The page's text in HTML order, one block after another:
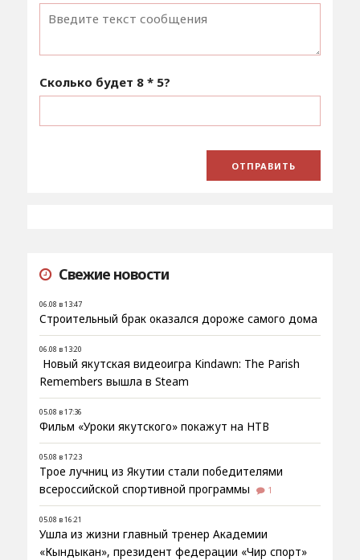
Сколько будет 8 * 5?
Свежие новости
06.08 в 13:47
Строительный брак оказался дороже самого дома
06.08 в 13:20
Новый якутская видеоигра Kindawn: The Parish
Remembers вышла в Steam
05.08 в 17:36
Фильм «Уроки якутского» покажут на НТВ
05.08 в 17:23
Трое лучниц из Якутии стали победителями
всероссийской спортивной программы
1
05.08 в 16:21
Ушла из жизни главный тренер Академии
«Кындыкан», президент федерации «Чир спорт»